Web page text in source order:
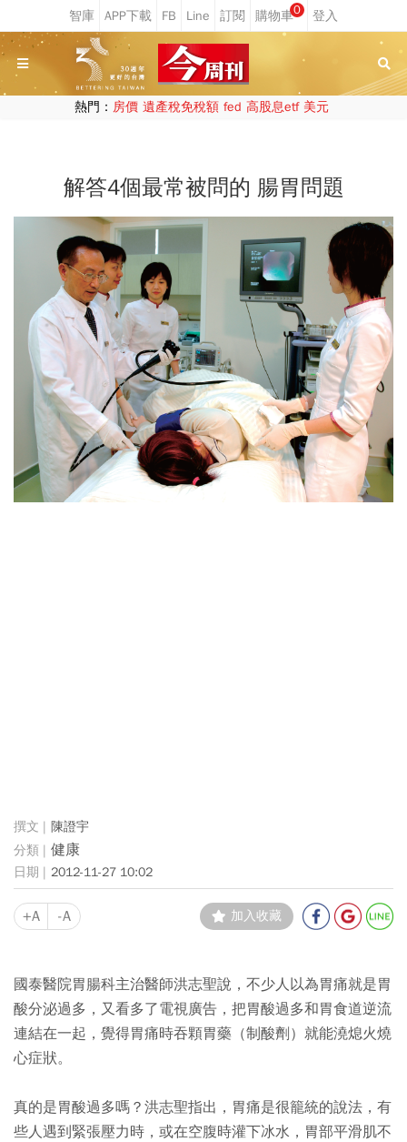
0
熱門： 房價 遺產稅免稅額 fed 高股息etf 美元
解答4個最常被問的 腸胃問題
陳證宇
健康
2012-11-27 10:02
+A -A 加入收藏
國泰醫院胃腸科主治醫師洪志聖說，不少人以為胃痛就是胃
酸分泌過多，又看多了電視廣告，把胃酸過多和胃食道逆流
連結在一起，覺得胃痛時吞顆胃藥（制酸劑）就能澆熄火燒
心症狀。
真的是胃酸過多嗎？洪志聖指出，胃痛是很籠統的說法，有
些人遇到緊張壓力時，或在空腹時灌下冰水，胃部平滑肌不